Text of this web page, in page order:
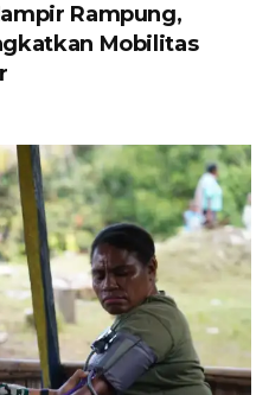
Rampung,
Mobilitas